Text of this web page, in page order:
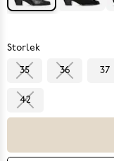
Storlek
35 36 37
42